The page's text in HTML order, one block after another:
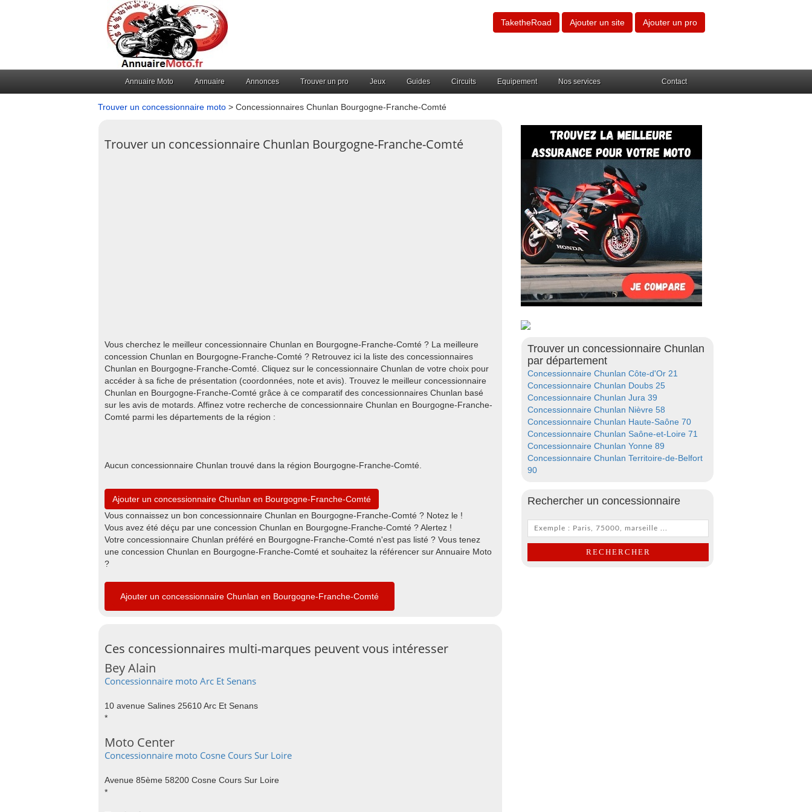
TaketheRoad Ajouter un site Ajouter un pro
Annuaire Moto Annuaire Annonces Trouver un pro Jeux Guides Circuits Equipement Nos services Contact
Trouver un concessionnaire moto > Concessionnaires Chunlan Bourgogne-Franche-Comté
Trouver un concessionnaire Chunlan Bourgogne-Franche-Comté
Vous cherchez le meilleur concessionnaire Chunlan en Bourgogne-Franche-Comté ? La meilleure
concession Chunlan en Bourgogne-Franche-Comté ? Retrouvez ici la liste des concessionnaires
Chunlan en Bourgogne-Franche-Comté. Cliquez sur le concessionnaire Chunlan de votre choix pour
accéder à sa fiche de présentation (coordonnées, note et avis). Trouvez le meilleur concessionnaire
Chunlan en Bourgogne-Franche-Comté grâce à ce comparatif des concessionnaires Chunlan basé
sur les avis de motards. Affinez votre recherche de concessionnaire Chunlan en Bourgogne-Franche-
Comté parmi les départements de la région :
Aucun concessionnaire Chunlan trouvé dans la région Bourgogne-Franche-Comté.
Ajouter un concessionnaire Chunlan en Bourgogne-Franche-Comté
Vous connaissez un bon concessionnaire Chunlan en Bourgogne-Franche-Comté ? Notez le !
Vous avez été déçu par une concession Chunlan en Bourgogne-Franche-Comté ? Alertez !
Votre concessionnaire Chunlan préféré en Bourgogne-Franche-Comté n'est pas listé ? Vous tenez
une concession Chunlan en Bourgogne-Franche-Comté et souhaitez la référencer sur Annuaire Moto
?
Ajouter un concessionnaire Chunlan en Bourgogne-Franche-Comté
Ces concessionnaires multi-marques peuvent vous intéresser
Bey Alain
Concessionnaire moto Arc Et Senans
10 avenue Salines 25610 Arc Et Senans
*
Moto Center
Concessionnaire moto Cosne Cours Sur Loire
Avenue 85ème 58200 Cosne Cours Sur Loire
*
Trouver un concessionnaire Chunlan
par département
Concessionnaire Chunlan Côte-d'Or 21
Concessionnaire Chunlan Doubs 25
Concessionnaire Chunlan Jura 39
Concessionnaire Chunlan Nièvre 58
Concessionnaire Chunlan Haute-Saône 70
Concessionnaire Chunlan Saône-et-Loire 71
Concessionnaire Chunlan Yonne 89
Concessionnaire Chunlan Territoire-de-Belfort
90
Rechercher un concessionnaire